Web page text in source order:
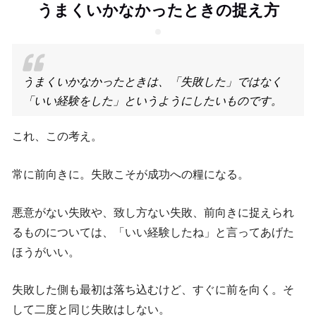
うまくいかなかったときの捉え方
うまくいかなかったときは、「失敗した」ではなく
「いい経験をした」というようにしたいものです。
これ、この考え。
常に前向きに。失敗こそが成功への糧になる。
悪意がない失敗や、致し方ない失敗、前向きに捉えられ
るものについては、「いい経験したね」と言ってあげた
ほうがいい。
失敗した側も最初は落ち込むけど、すぐに前を向く。そ
して二度と同じ失敗はしない。